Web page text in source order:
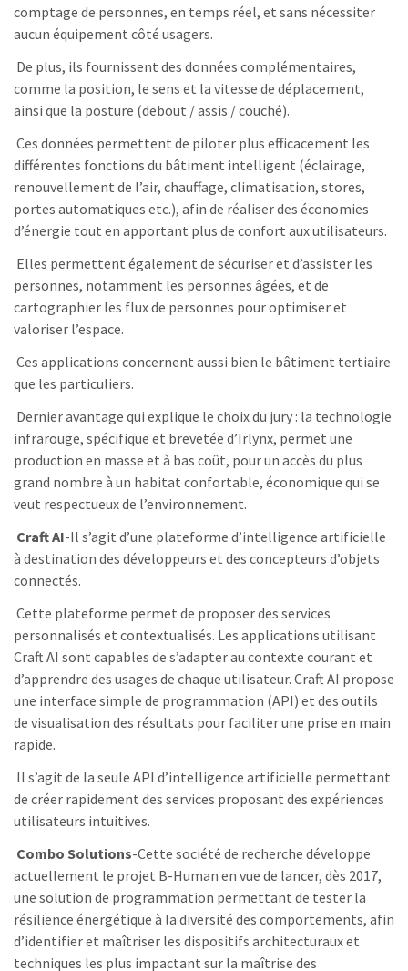
comptage de personnes, en temps réel, et sans nécessiter
aucun équipement côté usagers.
De plus, ils fournissent des données complémentaires,
comme la position, le sens et la vitesse de déplacement,
ainsi que la posture (debout / assis / couché).
Ces données permettent de piloter plus efficacement les
différentes fonctions du bâtiment intelligent (éclairage,
renouvellement de l’air, chauffage, climatisation, stores,
portes automatiques etc.), afin de réaliser des économies
d’énergie tout en apportant plus de confort aux utilisateurs.
Elles permettent également de sécuriser et d’assister les
personnes, notamment les personnes âgées, et de
cartographier les flux de personnes pour optimiser et
valoriser l’espace.
Ces applications concernent aussi bien le bâtiment tertiaire
que les particuliers.
Dernier avantage qui explique le choix du jury : la technologie
infrarouge, spécifique et brevetée d’Irlynx, permet une
production en masse et à bas coût, pour un accès du plus
grand nombre à un habitat confortable, économique qui se
veut respectueux de l’environnement.
Craft AI-Il s’agit d’une plateforme d’intelligence artificielle
à destination des développeurs et des concepteurs d’objets
connectés.
Cette plateforme permet de proposer des services
personnalisés et contextualisés. Les applications utilisant
Craft AI sont capables de s’adapter au contexte courant et
d’apprendre des usages de chaque utilisateur. Craft AI propose
une interface simple de programmation (API) et des outils
de visualisation des résultats pour faciliter une prise en main
rapide.
Il s’agit de la seule API d’intelligence artificielle permettant
de créer rapidement des services proposant des expériences
utilisateurs intuitives.
Combo Solutions-Cette société de recherche développe
actuellement le projet B-Human en vue de lancer, dès 2017,
une solution de programmation permettant de tester la
résilience énergétique à la diversité des comportements, afin
d’identifier et maîtriser les dispositifs architecturaux et
techniques les plus impactant sur la maîtrise des